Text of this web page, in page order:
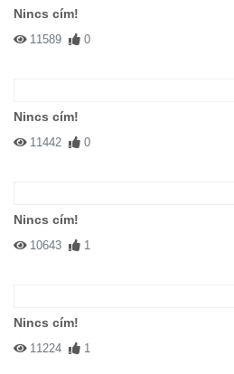
Nincs cím!
11589 0
Nincs cím!
11442 0
Nincs cím!
10643 1
Nincs cím!
11224 1